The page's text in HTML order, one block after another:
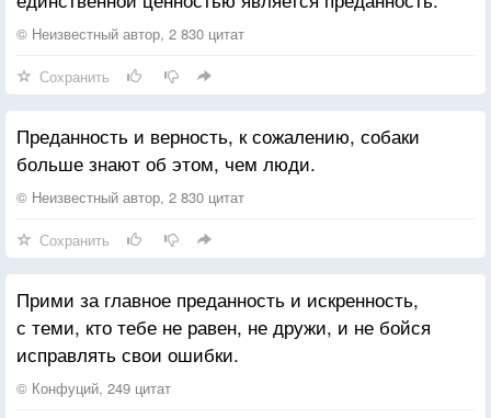
© Неизвестный автор, 2 830 цитат
Сохранить
Преданность и верность, к сожалению, собаки
больше знают об этом, чем люди.
© Неизвестный автор, 2 830 цитат
Сохранить
Прими за главное преданность и искренность,
с теми, кто тебе не равен, не дружи, и не бойся
исправлять свои ошибки.
© Конфуций, 249 цитат